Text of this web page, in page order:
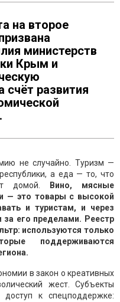
на второе
министерств
Крым и
счёт развития
не случайно. Туризм —
а еда — то, что
домой.
Вино, мясные
— это товары с высокой
и туристам, и через
его пределами. Реестр
используются только
поддерживаются
в закон о креативных
жест. Субъекты
доступ к спецподдержке: